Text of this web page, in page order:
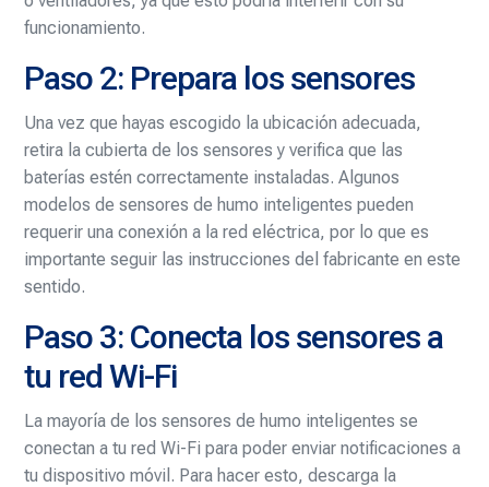
funcionamiento.
Paso 2: Prepara los sensores
Una vez que hayas escogido la ubicación adecuada,
retira la cubierta de los sensores y verifica que las
baterías estén correctamente instaladas. Algunos
modelos de sensores de humo inteligentes pueden
requerir una conexión a la red eléctrica, por lo que es
importante seguir las instrucciones del fabricante en este
sentido.
Paso 3: Conecta los sensores a
tu red Wi-Fi
La mayoría de los sensores de humo inteligentes se
conectan a tu red Wi-Fi para poder enviar notificaciones a
tu dispositivo móvil. Para hacer esto, descarga la